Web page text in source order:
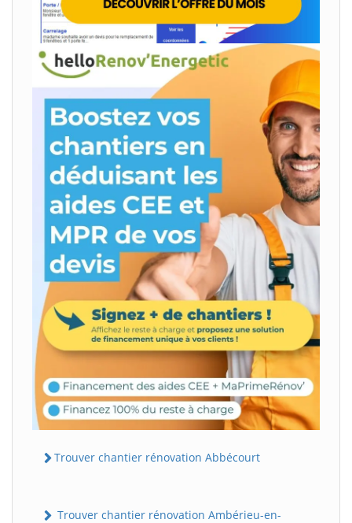
Trouver chantier rénovation Abbécourt
Trouver chantier rénovation Ambérieu-en-